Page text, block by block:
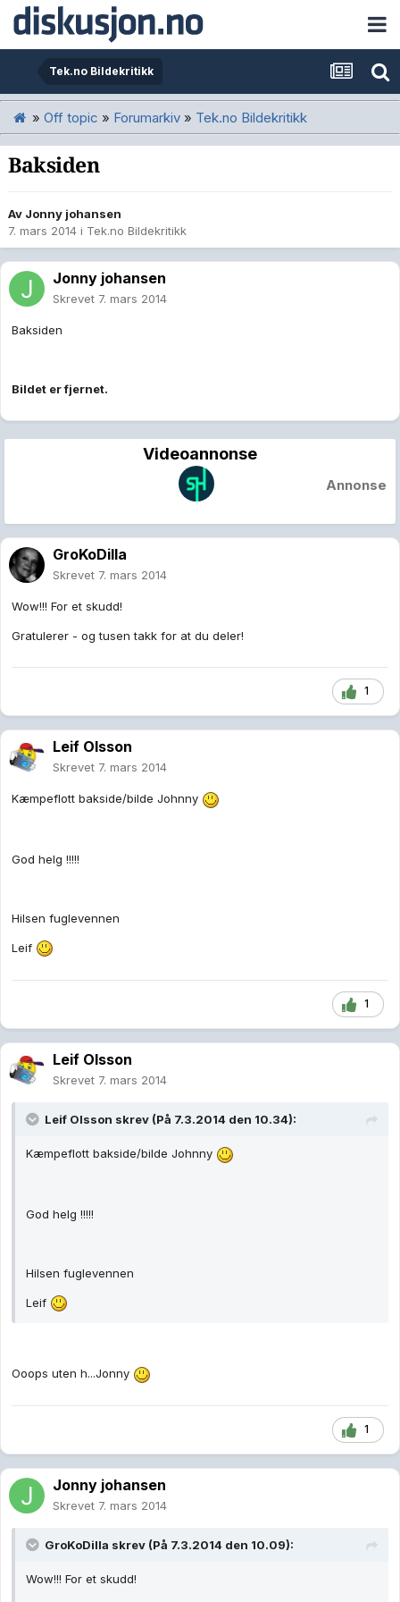
Tek.no Bildekritikk
» Off topic » Forumarkiv » Tek.no Bildekritikk
Baksiden
Av Jonny johansen
7. mars 2014 i Tek.no Bildekritikk
Jonny johansen
Skrevet 7. mars 2014
Baksiden
Bildet er fjernet.
Videoannonse
Annonse
GroKoDilla
Skrevet 7. mars 2014
Wow!!! For et skudd!
Gratulerer - og tusen takk for at du deler!
1
Leif Olsson
Skrevet 7. mars 2014
Kæmpeflott bakside/bilde Johnny
God helg !!!!!
Hilsen fuglevennen
Leif
1
Leif Olsson
Skrevet 7. mars 2014
Leif Olsson skrev (På 7.3.2014 den 10.34):
Kæmpeflott bakside/bilde Johnny
God helg !!!!!
Hilsen fuglevennen
Leif
Ooops uten h...Jonny
1
Jonny johansen
Skrevet 7. mars 2014
GroKoDilla skrev (På 7.3.2014 den 10.09):
Wow!!! For et skudd!